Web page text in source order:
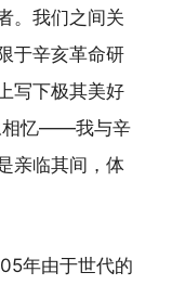
。我们之间关
于辛亥革命研
写下极其美好
相忆——我与辛
亲临其间，体
年由于世代的